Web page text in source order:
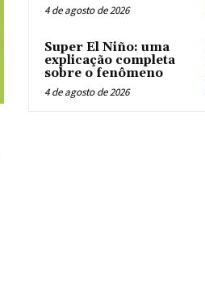
4 de agosto de 2026
Super El Niño: uma
explicação completa
sobre o fenômeno
4 de agosto de 2026